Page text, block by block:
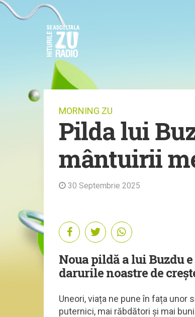
MORNING ZU
Pilda lui
mântuirii
30 Septembrie 2025
Noua pildă a lui Buzdu
darurile noastre de
Uneori, viața ne pune în fața
puternici, mai răbdători și mai